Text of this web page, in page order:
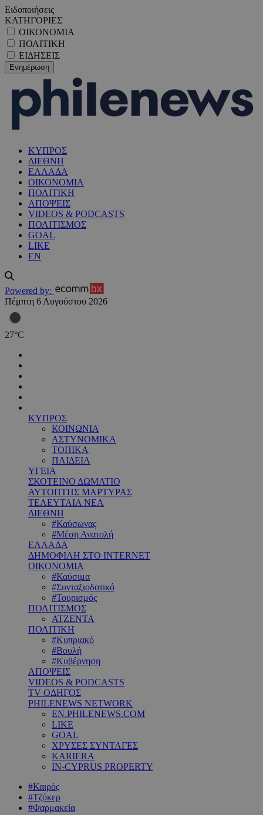
Ειδοποιήσεις
ΚΑΤΗΓΟΡΙΕΣ
ΟΙΚΟΝΟΜΙΑ
ΠΟΛΙΤΙΚΗ
ΕΙΔΗΣΕΙΣ
ΚΥΠΡΟΣ
ΔΙΕΘΝΗ
ΕΛΛΑΔΑ
ΟΙΚΟΝΟΜΙΑ
ΠΟΛΙΤΙΚΗ
ΑΠΟΨΕΙΣ
VIDEOS & PODCASTS
ΠΟΛΙΤΙΣΜΟΣ
GOAL
LIKE
EN
Powered by:
Πέμπτη 6 Αυγούστου 2026
27°C
ΚΥΠΡΟΣ
ΚΟΙΝΩΝΙΑ
ΑΣΤΥΝΟΜΙΚΑ
ΤΟΠΙΚΑ
ΠΑΙΔΕΙΑ
ΥΓΕΙΑ
ΣΚΟΤΕΙΝΟ ΔΩΜΑΤΙΟ
ΑΥΤΟΠΤΗΣ ΜΑΡΤΥΡΑΣ
ΤΕΛΕΥΤΑΙΑ ΝΕΑ
ΔΙΕΘΝΗ
#Καύσωνας
#Μέση Ανατολή
ΕΛΛΑΔΑ
ΔΗΜΟΦΙΛΗ ΣΤΟ INTERNET
ΟΙΚΟΝΟΜΙΑ
#Καύσιμα
#Συνταξιοδοτικό
#Τουρισμός
ΠΟΛΙΤΙΣΜΟΣ
ΑΤΖΕΝΤΑ
ΠΟΛΙΤΙΚΗ
#Κυπριακό
#Βουλή
#Κυβέρνηση
ΑΠΟΨΕΙΣ
VIDEOS & PODCASTS
TV ΟΔΗΓΟΣ
PHILENEWS NETWORK
EN.PHILENEWS.COM
LIKE
GOAL
ΧΡΥΣΕΣ ΣΥΝΤΑΓΕΣ
KARIERA
IN-CYPRUS PROPERTY
#Καιρός
#Τζόκερ
#Φαρμακεία